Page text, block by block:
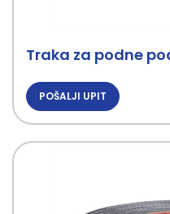
Traka za podne
POŠALJI UPIT